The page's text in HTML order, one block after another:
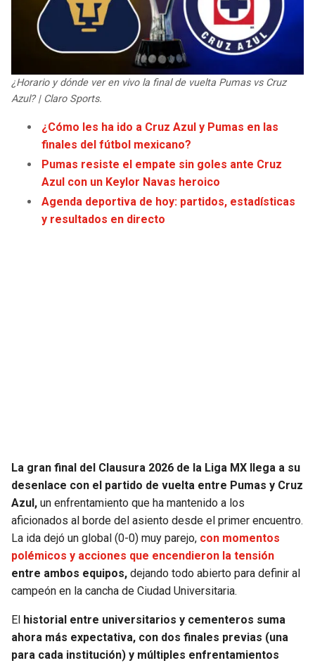
JAGUARS
COWBOYS
GIANTS
EAGLES
COMMANDERS
PACKERS
VIKINGS
FALCONS
PANTHERS
BUCCANEERS
WIZARDS
CLIPPERS
LAKERS
SUNS
KINGS
TIMBERWOLVES
THUNDER
TRAIL BLAZERS
JAZZ
¿Horario y dónde ver en vivo la final de vuelta Pumas vs Cruz
Azul? | Claro Sports.
¿Cómo les ha ido a Cruz Azul y Pumas en las
finales del fútbol mexicano?
Pumas resiste el empate sin goles ante Cruz
Azul con un Keylor Navas heroico
Agenda deportiva de hoy: partidos, estadísticas
y resultados en directo
La gran final del Clausura 2026 de la Liga MX llega a su
desenlace con el partido de vuelta entre Pumas y Cruz
Azul, un enfrentamiento que ha mantenido a los
aficionados al borde del asiento desde el primer encuentro.
La ida dejó un global (0-0) muy parejo, con momentos
polémicos y acciones que encendieron la tensión
entre ambos equipos, dejando todo abierto para definir al
campeón en la cancha de Ciudad Universitaria.
El historial entre universitarios y cementeros suma
ahora más expectativa, con dos finales previas (una
para cada institución) y múltiples enfrentamientos